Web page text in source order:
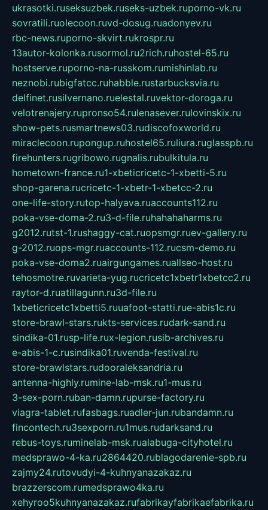
ukrasotki.ruseksuzbek.ruseks-uzbek.ruporno-vk.ru
sovratili.ruolecoon.ruvd-dosug.ruadonyev.ru
rbc-news.ruporno-skvirt.rukrospr.ru
13autor-kolonka.rusormol.ru2rich.ruhostel-65.ru
hostserve.ruporno-na-russkom.rumishinlab.ru
neznobi.rubigfatcc.ruhabble.rustarbucksvia.ru
delfinet.rusilvernano.ruelestal.ruvektor-doroga.ru
velotrenajery.rupronso54.rulenasever.rulovinskix.ru
show-pets.rusmartnews03.rudiscofoxworld.ru
miraclecoon.rupongup.ruhostel65.ruliura.ruglasspb.ru
firehunters.rugribowo.rugnalis.rubulkitula.ru
hometown-france.ru1-xbeticricetc-1-xbetti-5.ru
shop-garena.rucricetc-1-xbetr-1-xbetcc-2.ru
one-life-story.rutop-halyava.ruaccounts112.ru
poka-vse-doma-2.ru3-d-file.ruhahahaharms.ru
g2012.rutst-1.rushaggy-cat.ruopsmgr.ruev-gallery.ru
g-2012.ruops-mgr.ruaccounts-112.rucsm-demo.ru
poka-vse-doma2.ruairgungames.ruallseo-host.ru
tehosmotre.ruvarieta-yug.rucricetc1xbetr1xbetcc2.ru
raytor-d.ruatillagunn.ru3d-file.ru
1xbeticricetc1xbetti5.ruuafoot-statti.rue-abis1c.ru
store-brawl-stars.rukts-services.rudark-sand.ru
sindika-01.rusp-life.rux-legion.rusib-archives.ru
e-abis-1-c.rusindika01.ruvenda-festival.ru
store-brawlstars.rudooraleksandria.ru
antenna-highly.rumine-lab-msk.ru1-mus.ru
3-sex-porn.ruban-damn.rupurse-factory.ru
viagra-tablet.rufasbags.ruadler-jun.rubandamn.ru
fincontech.ru3sexporn.ru1mus.rudarksand.ru
rebus-toys.ruminelab-msk.rualabuga-cityhotel.ru
medsprawo-4-ka.ru2864420.rublagodarenie-spb.ru
zajmy24.rutovudyi-4-kuhnyanazakaz.ru
brazzerscom.rumedsprawo4ka.ru
xehyroo5kuhnyanazakaz.rufabrikayfabrikaefabrika.ru